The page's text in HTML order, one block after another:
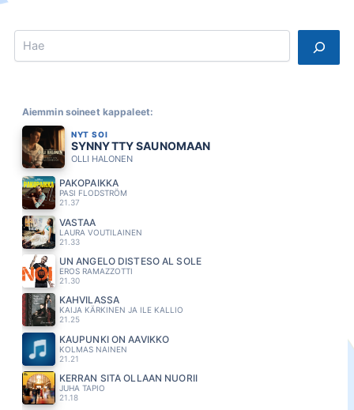
Search
Aiemmin soineet kappaleet:
NYT SOI
SYNNYTTY SAUNOMAAN
OLLI HALONEN
PAKOPAIKKA
PASI FLODSTRÖM
21.37
VASTAA
LAURA VOUTILAINEN
21.33
UN ANGELO DISTESO AL SOLE
EROS RAMAZZOTTI
21.30
KAHVILASSA
KAIJA KÄRKINEN JA ILE KALLIO
21.25
KAUPUNKI ON AAVIKKO
KOLMAS NAINEN
21.21
KERRAN SITÄ OLLAAN NUORII
JUHA TAPIO
21.18